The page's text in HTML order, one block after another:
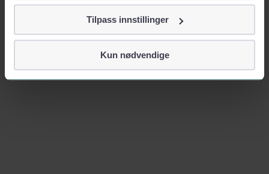
Vi tar ditt personvern på alvor
identifiserer deg, som navn eller telefonnummer.
Tilpass innstillinger
Kun nødvendige